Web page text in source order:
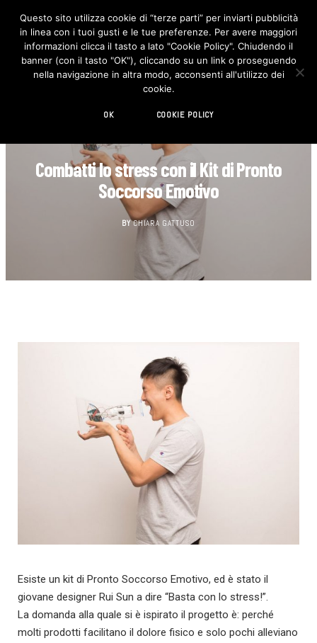
F
c
e
b
o
I
n
s
t
Combatti lo stress con il Kit di Pronto
Soccorso Emotivo
BY CHIARA GATTUSO
Esiste un kit di Pronto Soccorso Emotivo, ed è stato il
giovane designer Rui Sun a dire “Basta con lo stress!”.
La domanda alla quale si è ispirato il progetto è: perché
molti prodotti facilitano il dolore fisico e solo pochi alleviano
Questo sito utilizza cookie di “terze parti” per inviarti pubblicità
in linea con i tuoi gusti e le tue preferenze. Per avere maggiori
informazioni clicca il tasto a lato "Cookie Policy". Chiudendo il
banner (con il tasto "OK"), cliccando su un link o proseguendo
nella navigazione in altra modo, acconsenti all'utilizzo dei
cookie.
OK COOKIE POLICY